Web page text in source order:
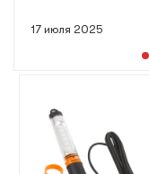
17 июля 2025